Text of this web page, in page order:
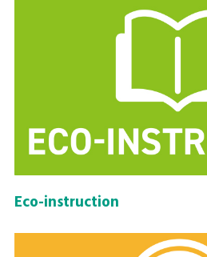
Eco-instruction